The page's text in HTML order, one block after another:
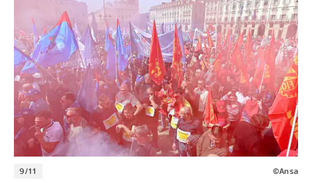
9/11 ©Ansa